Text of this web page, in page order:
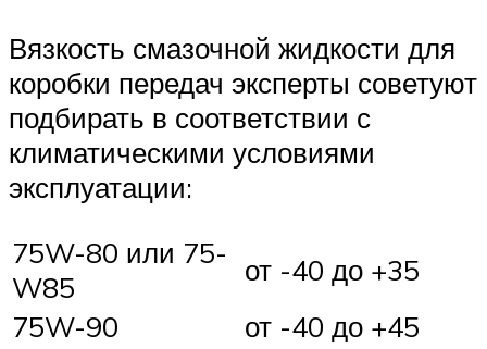
Вязкость смазочной жидкости для
коробки передач эксперты советуют
подбирать в соответствии с
климатическими условиями
эксплуатации:
75W-80 или 75-
W85
от -40 до +35
75W-90
от -40 до +45